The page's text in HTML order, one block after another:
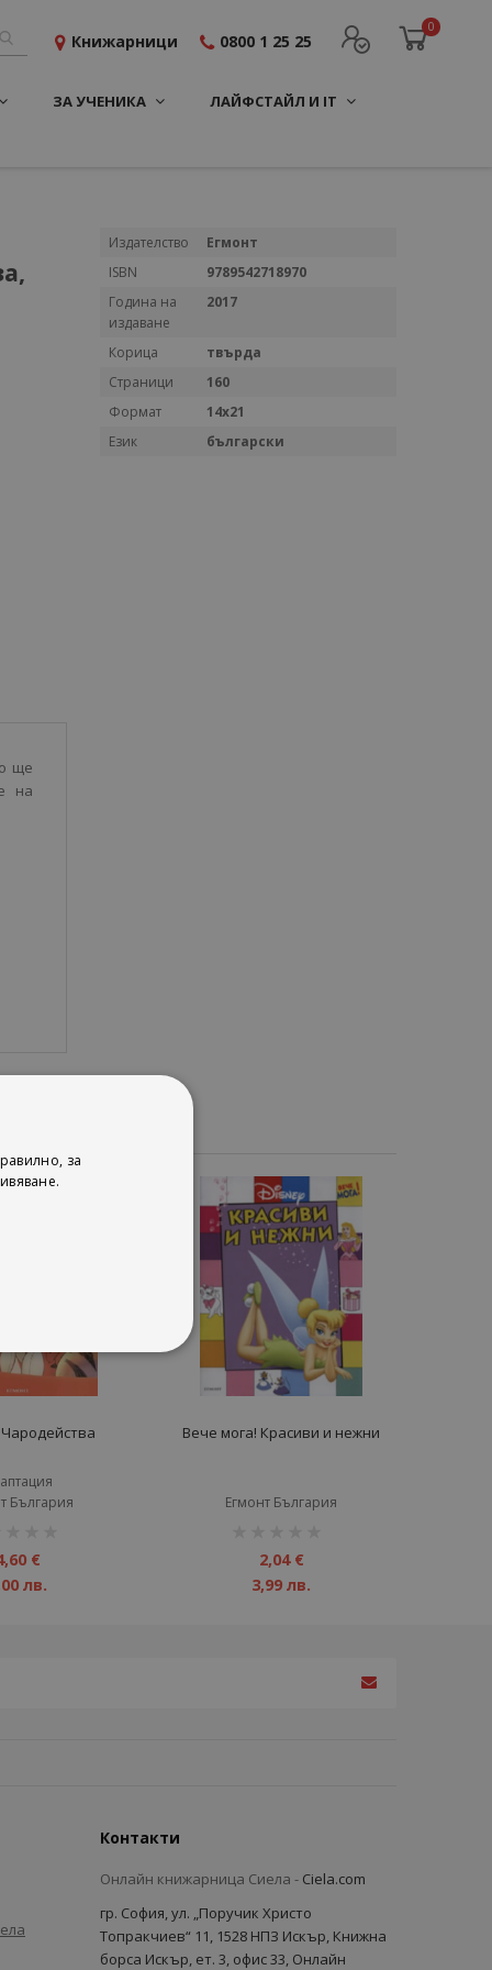
0
Книжарници 0800 1 25 25
ЗА УЧЕНИКА ЛАЙФСТАЙЛ И IT
ще
на
Повече
Издателство
Егмонт
ISBN
9789542718970
Година на
издаване
2017
Корица
твърда
Страници
160
Формат
14х21
Език
български
България
€
лв.
Вече мога! Красиви и нежни
Егмонт България
2,04 €
3,99 лв.
Контакти
Онлайн книжарница Сиела - Ciela.com
гр. София, ул. „Поручик Христо
Топракчиев“ 11, 1528 НПЗ Искър, Книжна
борса Искър, ет. 3, офис 33, Онлайн
за